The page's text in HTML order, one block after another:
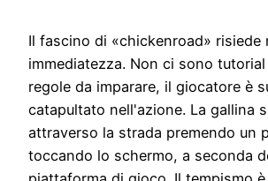
Il fascino di «chickenroad» risiede
immediatezza. Non ci sono
regole da imparare, il giocatore è
catapultato nell'azione. La gallina
attraverso la strada premendo un
toccando lo schermo, a seconda